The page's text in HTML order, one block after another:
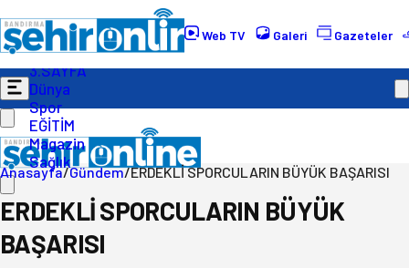
Web TV Galeri Gazeteler
Gündem
Ekonomi
Politika
3.SAYFA
Dünya
Spor
EĞİTİM
Magazin
Sağlık
Anasayfa/Gündem/ERDEKLİ SPORCULARIN BÜYÜK BAŞARISI
ERDEKLİ SPORCULARIN BÜYÜK
BAŞARISI